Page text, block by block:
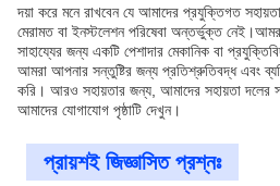
দয়া করে মনে রাখবেন যে আমাদের প্রযুক্তিগত
মেরামত বা ইনস্টলেশন পরিষেবা অন্তর্ভুক্ত
সাহায্যের জন্য একটি পেশাদার মেকানিক বা
আমরা আপনার সন্তুষ্টির জন্য প্রতিশ্রুতিবদ্ধ এবং
করি। আরও সহায়তার জন্য, আমাদের সহায়তা দলের
আমাদের যোগাযোগ পৃষ্ঠাটি দেখুন।
প্রায়শই জিজ্ঞাসিত প্রশ্নঃ